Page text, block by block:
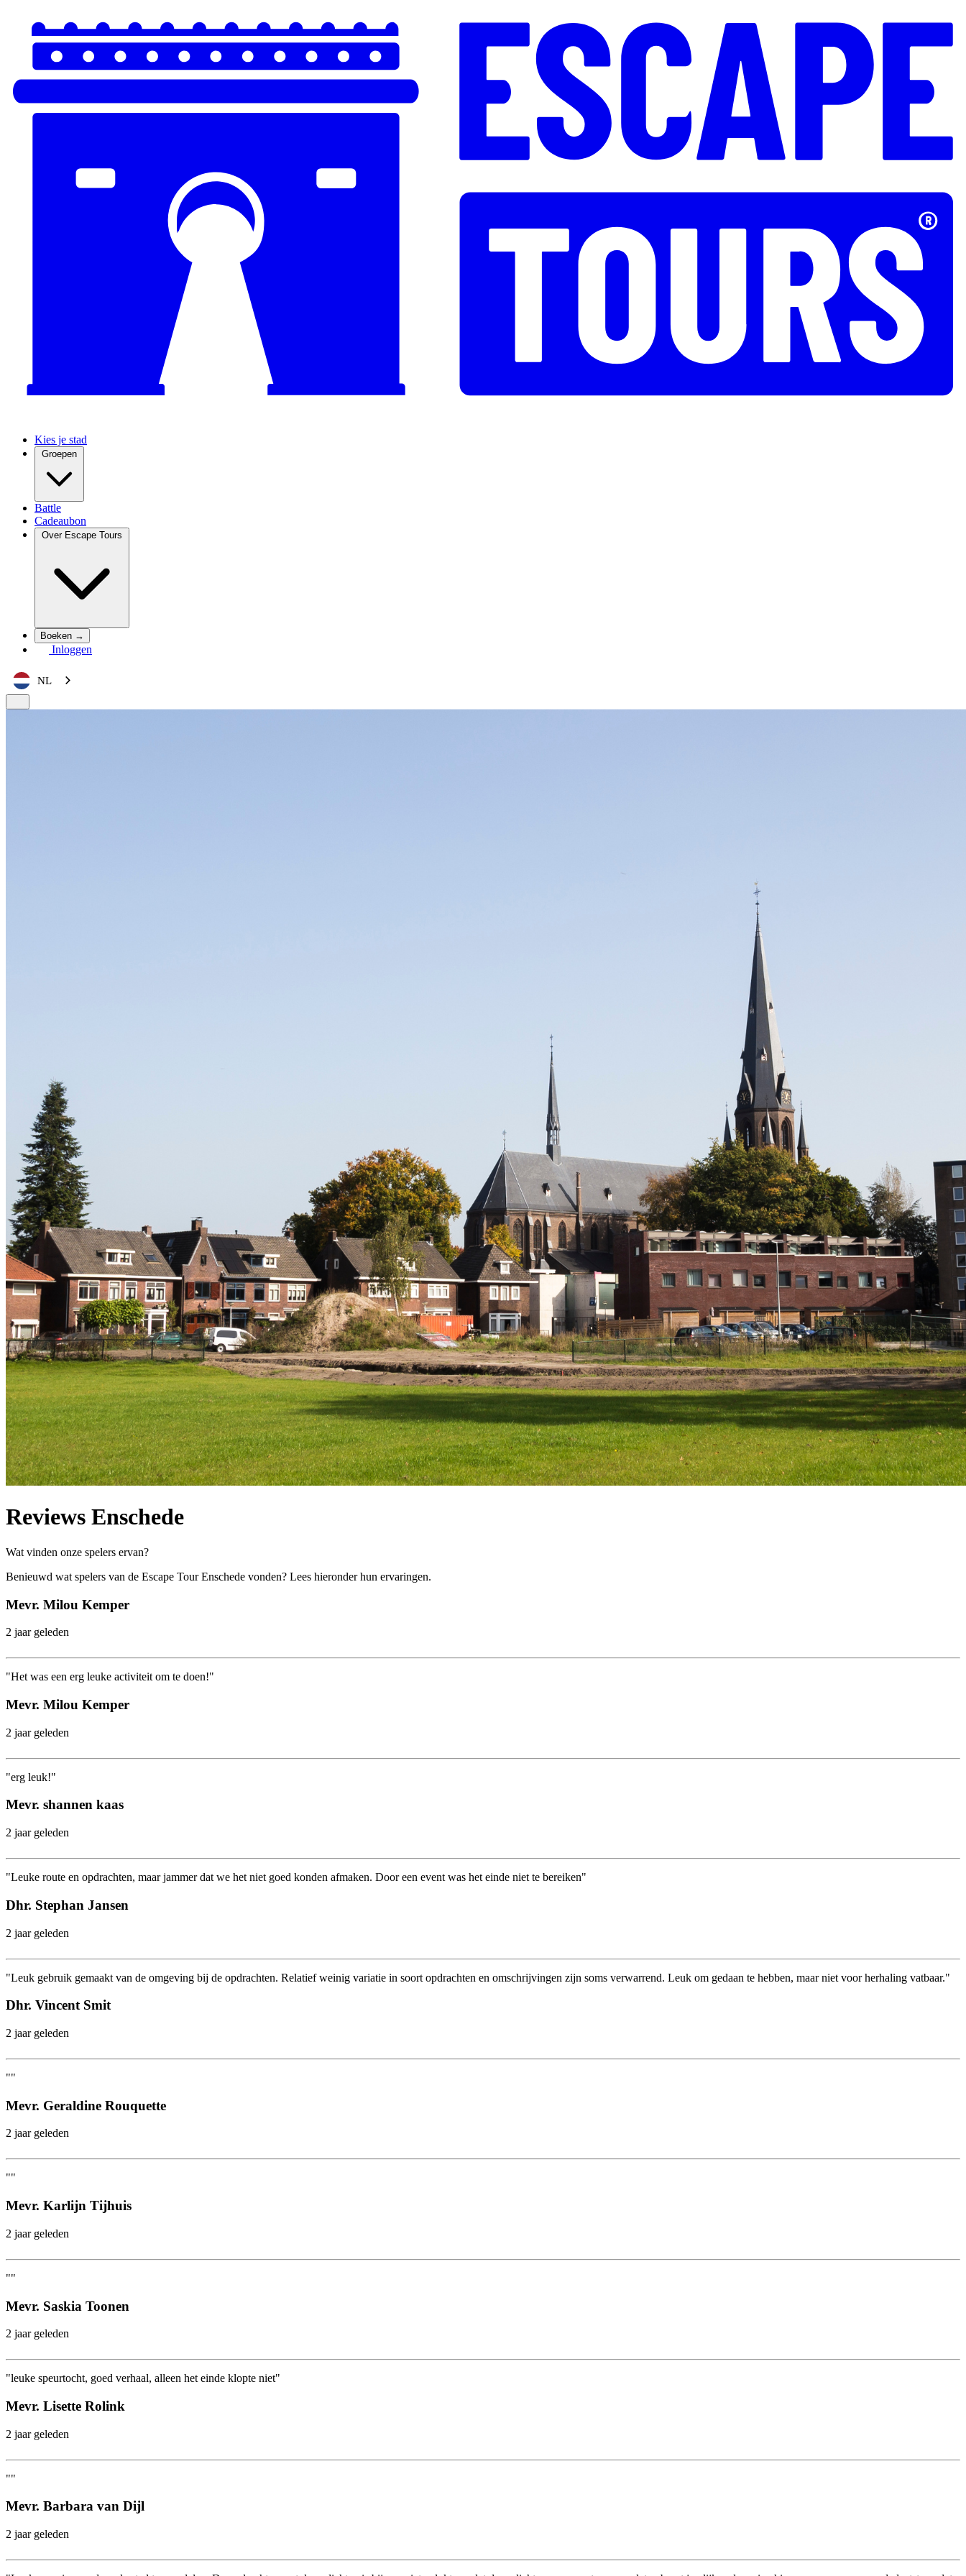
Kies je stad
Groepen
Battle
Cadeaubon
Over Escape Tours
Boeken →
Inloggen
NL
Reviews Enschede
Wat vinden onze spelers ervan?
Benieuwd wat spelers van de Escape Tour Enschede vonden? Lees hieronder hun ervaringen.
Mevr. Milou Kemper
2 jaar geleden
"Het was een erg leuke activiteit om te doen!"
Mevr. Milou Kemper
2 jaar geleden
"erg leuk!"
Mevr. shannen kaas
2 jaar geleden
"Leuke route en opdrachten, maar jammer dat we het niet goed konden afmaken. Door een event was het einde niet te bereiken"
Dhr. Stephan Jansen
2 jaar geleden
"Leuk gebruik gemaakt van de omgeving bij de opdrachten. Relatief weinig variatie in soort opdrachten en omschrijvingen zijn soms verwarrend. Leuk om gedaan te hebben, maar niet voor herhaling vatbaar."
Dhr. Vincent Smit
2 jaar geleden
""
Mevr. Geraldine Rouquette
2 jaar geleden
""
Mevr. Karlijn Tijhuis
2 jaar geleden
""
Mevr. Saskia Toonen
2 jaar geleden
"leuke speurtocht, goed verhaal, alleen het einde klopte niet"
Mevr. Lisette Rolink
2 jaar geleden
""
Mevr. Barbara van Dijl
2 jaar geleden